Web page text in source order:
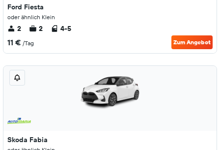
Ford Fiesta
oder ähnlich Klein
2 2 4-5
11 € /Tag Zum Angebot
Skoda Fabia